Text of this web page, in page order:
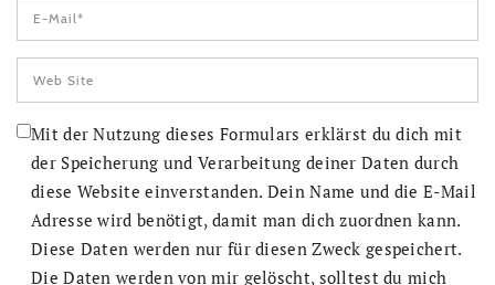
Mit der Nutzung dieses Formulars erklärst du dich mit
der Speicherung und Verarbeitung deiner Daten durch
diese Website einverstanden. Dein Name und die E-Mail
Adresse wird benötigt, damit man dich zuordnen kann.
Diese Daten werden nur für diesen Zweck gespeichert.
Die Daten werden von mir gelöscht, solltest du mich